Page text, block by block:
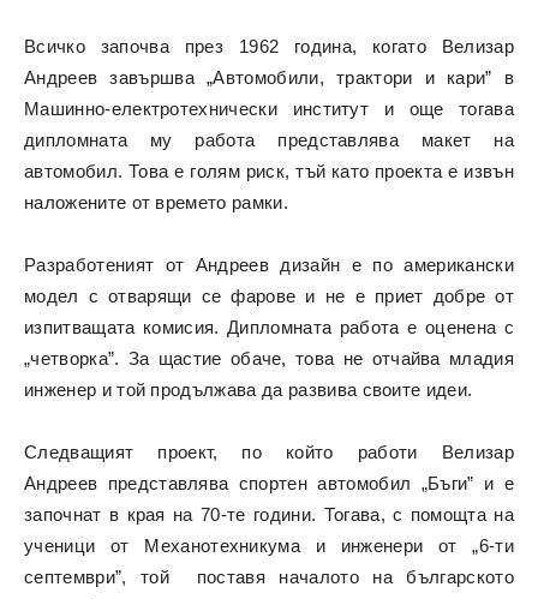
Всичко започва през 1962 година, когато Велизар
Андреев завършва „Автомобили, трактори и кари” в
Машинно-електротехнически институт и още тогава
дипломната му работа представлява макет на
автомобил. Това е голям риск, тъй като проекта е извън
наложените от времето рамки.
Разработеният от Андреев дизайн е по американски
модел с отварящи се фарове и не е приет добре от
изпитващата комисия. Дипломната работа е оценена с
„четворка”. За щастие обаче, това не отчайва младия
инженер и той продължава да развива своите идеи.
Следващият проект, по който работи Велизар
Андреев представлява спортен автомобил „Бъги” и е
започнат в края на 70-те години. Тогава, с помощта на
ученици от Механотехникума и инженери от „6-ти
септември”, той поставя началото на българското